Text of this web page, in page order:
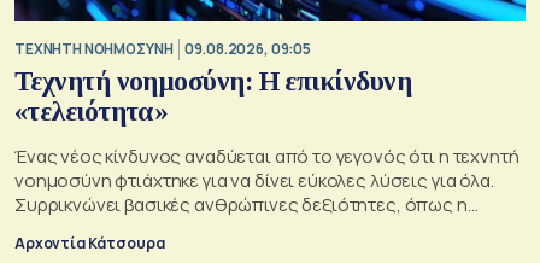
TΕΧΝΗΤΗ ΝΟΗΜΟΣΥΝΗ 09.08.2026, 09:05
Τεχνητή νοημοσύνη: Η επικίνδυνη
«τελειότητα»
Ένας νέος κίνδυνος αναδύεται από το γεγονός ότι η τεχνητή
νοημοσύνη φτιάχτηκε για να δίνει εύκολες λύσεις για όλα.
Συρρικνώνει βασικές ανθρώπινες δεξιότητες, όπως η
Αρχοντία Κάτσουρα